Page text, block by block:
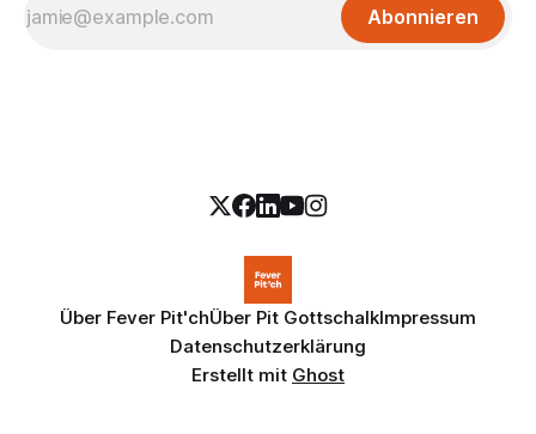
Abonnieren
Über Fever Pit'chÜber Pit GottschalkImpressum
Datenschutzerklärung
Erstellt mit Ghost